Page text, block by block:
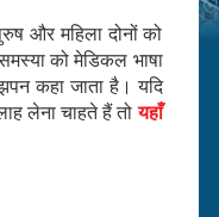
और महिला दोनों को
को मेडिकल भाषा
कहा जाता है। यदि
लेना चाहते हैं तोयहाँ